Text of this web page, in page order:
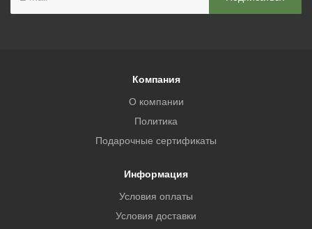
Компания
О компании
Политика
Подарочные сертификаты
Информация
Условия оплаты
Условия доставки